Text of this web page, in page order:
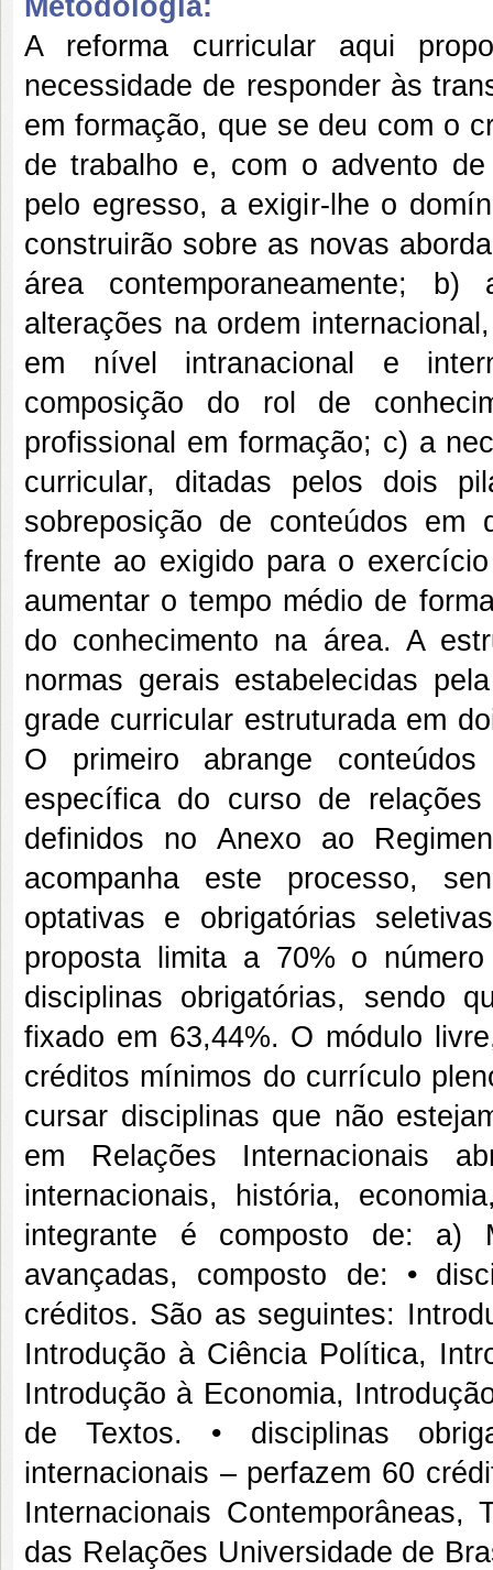
Metodologia:
A reforma curricular aqui
necessidade de responder às
em formação, que se deu com o
de trabalho e, com o advento
pelo egresso, a exigir-lhe o
construirão sobre as novas
área contemporaneamente;
alterações na ordem
em nível intranacional e
composição do rol de
profissional em formação; c) a
curricular, ditadas pelos dois
sobreposição de conteúdos em
frente ao exigido para o
aumentar o tempo médio de
do conhecimento na área. A
normas gerais estabelecidas
grade curricular estruturada em
O primeiro abrange
específica do curso de
definidos no Anexo ao
acompanha este processo,
optativas e obrigatórias
proposta limita a 70% o
disciplinas obrigatórias, sendo
fixado em 63,44%. O módulo
créditos mínimos do currículo
cursar disciplinas que não
em Relações Internacionais
internacionais, história,
integrante é composto de: a)
avançadas, composto de: •
créditos. São as seguintes:
Introdução à Ciência Política,
Introdução à Economia,
de Textos. • disciplinas
internacionais – perfazem 60
Internacionais Contemporâneas,
das Relações Universidade de